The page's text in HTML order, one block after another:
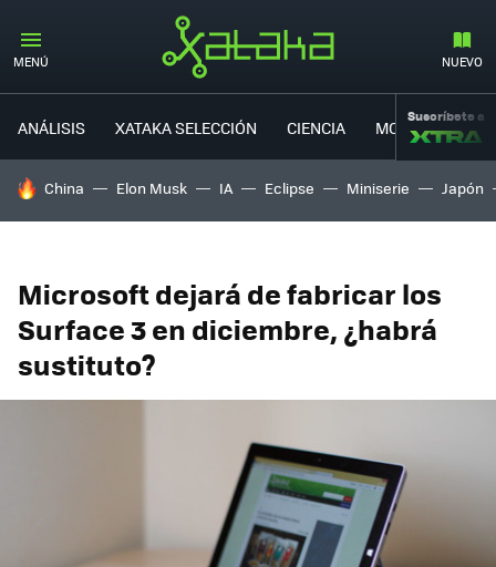
MENÚ NUEVO
ANÁLISIS XATAKA SELECCIÓN CIENCIA MOVILIDAD
Suscríbete a
HOY SE HABLA DE
China Elon Musk IA Eclipse Miniserie Japón
Microsoft dejará de fabricar los
Surface 3 en diciembre, ¿habrá
sustituto?